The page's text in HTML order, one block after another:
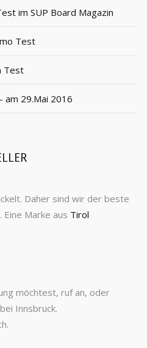
im SUP Board Magazin
Test
Test
am 29.Mai 2016
Daher sind wir der beste
Marke aus Tirol
möchtest, ruf an, oder
Innsbruck.